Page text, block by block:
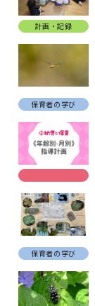
計画・記録
保育者の学び
保育者の学び